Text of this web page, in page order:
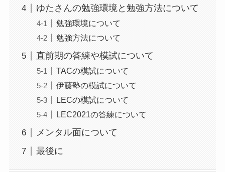
ゆたさんの勉強環境と勉強方法について
勉強環境について
勉強方法について
直前期の答練や模試について
TACの模試について
伊藤塾の模試について
LECの模試について
LEC2021の答練について
メンタル面について
最後に